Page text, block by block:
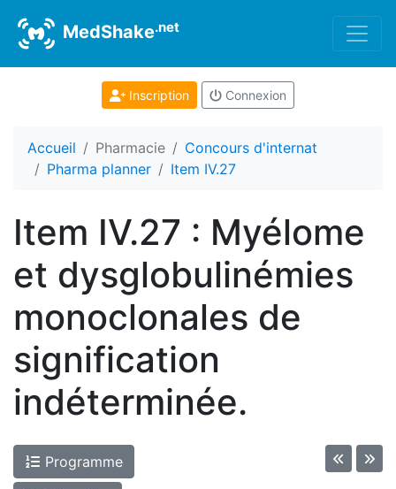
MedShake.net
Inscription Connexion
Accueil Pharmacie
Concours d'internat
Pharma planner
Item IV.27
Item IV.27 : Myélome
et dysglobulinémies
monoclonales de
signification
indéterminée.
Programme